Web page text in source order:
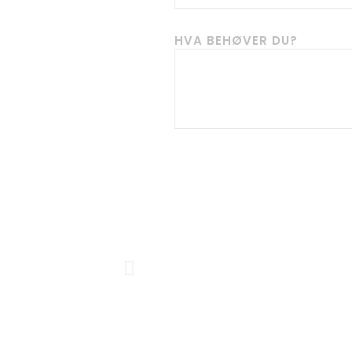
HVA BEHØVER DU?